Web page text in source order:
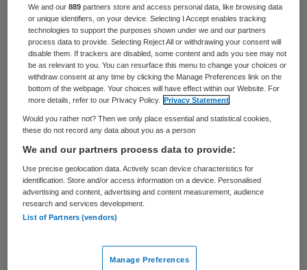
479409252
Alrijne Ziekenhuis, het Diakonessenhuis in
Utrecht en Tergooi zijn een value based
healthcare-netwerk gestart. De drie
ziekenhuizen willen de kwaliteit van zorg
uitkomstindicatoren. Omdat alle drie de
ziekenhuizen met hetzelfde elektronische
patiëntendossier (HiX) werken, hopen ze
daarnaast de administratieve lasten in te
We and our889 partners store and access personal data, like browsing data
or unique identifiers, on your device. Selecting I Accept enables tracking
technologies to support the purposes shown under we and our partners
process data to provide. Selecting Reject All or withdrawing your consent will
disable them. If trackers are disabled, some content and ads you see may not
be as relevant to you. You can resurface this menu to change your choices or
withdraw consent at any time by clicking the Manage Preferences link on the
bottom of the webpage. Your choices will have effect within our Website. For
more details, refer to our Privacy Policy.
Privacy Statement
Would you rather not? Then we only place essential and statistical cookies,
these do not record any data about you as a person
We and our partners process data to provide:
Use precise geolocation data. Actively scan device characteristics for
identification. Store and/or access information on a device. Personalised
advertising and content, advertising and content measurement, audience
research and services development.
List of Partners (vendors)
Manage Preferences